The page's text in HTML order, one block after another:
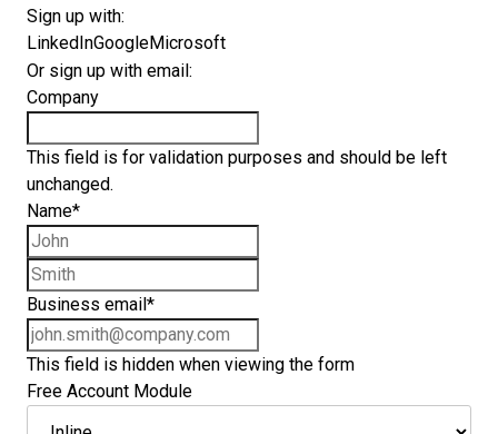
Sign up with:
LinkedInGoogleMicrosoft
Or sign up with email:
Company
This field is for validation purposes and should be left
unchanged.
Name*
Business email *
This field is hidden when viewing the form
Free Account Module